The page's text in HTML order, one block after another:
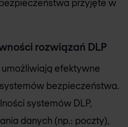
przyjęte w
rozwiązań DLP
efektywne
bezpieczeństwa.
systemów DLP,
danych (np.: poczty),